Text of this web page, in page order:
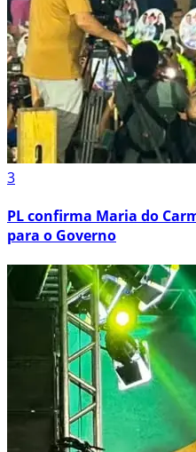
3
PL confirma Maria do
para o Governo